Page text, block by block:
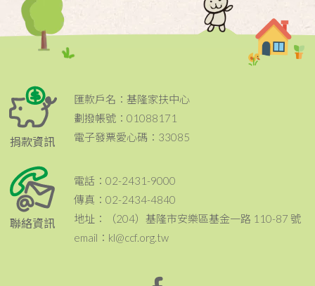
捐款資訊
匯款戶名：基隆家扶中心
劃撥帳號：01088171
電子發票愛心碼：33085
聯絡資訊
電話：02-2431-9000
傳真：02-2434-4840
地址：（204）基隆市安樂區基金一路 110-87 號
email：kl@ccf.org.tw